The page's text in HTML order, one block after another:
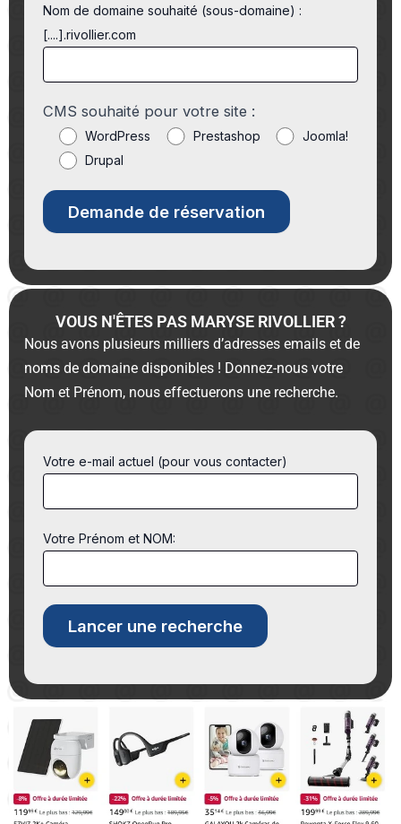
Nom de domaine souhaité (sous-domaine) :
[....].rivollier.com
CMS souhaité pour votre site :
WordPress Prestashop
Joomla!
Drupal
VOUS N'ÊTES PAS MARYSE RIVOLLIER ?
Nous avons plusieurs milliers d’adresses emails et de
noms de domaine disponibles ! Donnez-nous votre
Nom et Prénom, nous effectuerons une recherche.
Votre e-mail actuel (pour vous contacter)
Votre Prénom et NOM: